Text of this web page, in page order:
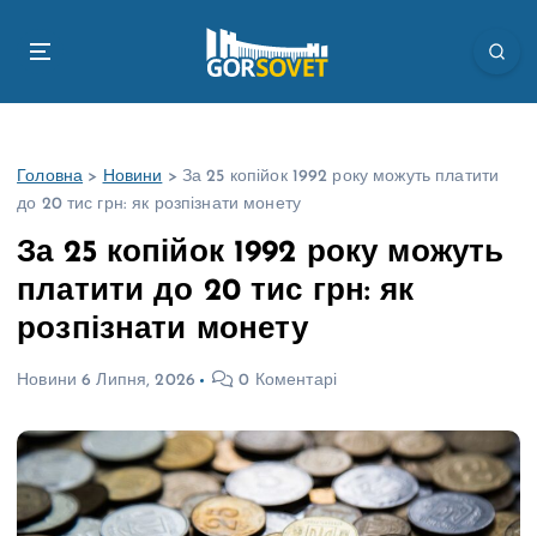
Головна > Новини > За 25 копійок 1992 року можуть платити
до 20 тис грн: як розпізнати монету
За 25 копійок 1992 року можуть
платити до 20 тис грн: як
розпізнати монету
Новини 6 Липня, 2026 0 Коментарі